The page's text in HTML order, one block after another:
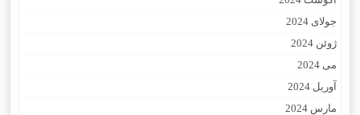
جولای 2024
ژوئن 2024
می 2024
آوریل 2024
مارس 2024